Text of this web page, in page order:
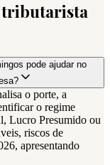
tributarista
pode ajudar no
o porte, a
o regime
Lucro Presumido ou
riscos de
apresentando